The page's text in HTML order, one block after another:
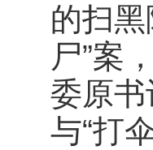
的扫
尸”案
委原书
与“打